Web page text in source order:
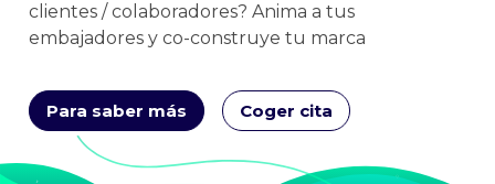
clientes / colaboradores? Anima a tus
embajadores y co-construye tu marca
Para saber más Coger cita